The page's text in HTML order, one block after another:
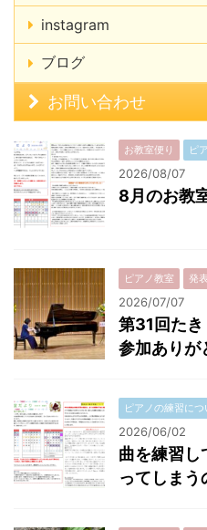
instagram
ブログ
お問い合わせ
お教室便り ピ
2026/08/07
8月のお教
ピアノ教室 発
2026/07/07
第31回た
参加ありが
ピアノの練習につ
2026/06/02
曲を練習し
ってしまう